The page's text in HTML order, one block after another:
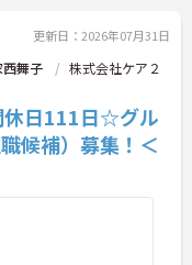
更新日：2026年07月31日
舞子
株式会社ケア２
休日111日☆グル
候補）募集！＜